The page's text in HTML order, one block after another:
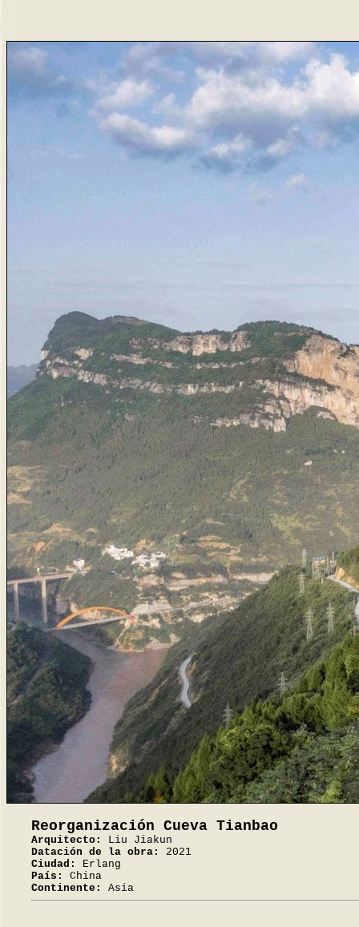
Reorganización Cueva Tianbao
Arquitecto:
Liu Jiakun
Datación de la obra:
2021
Ciudad:
Erlang
País:
China
Continente:
Asia